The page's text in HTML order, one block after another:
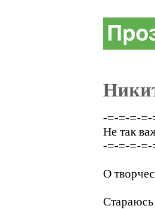
-=-=-=-
Не так
-=-=-=-
О
Стараюсь